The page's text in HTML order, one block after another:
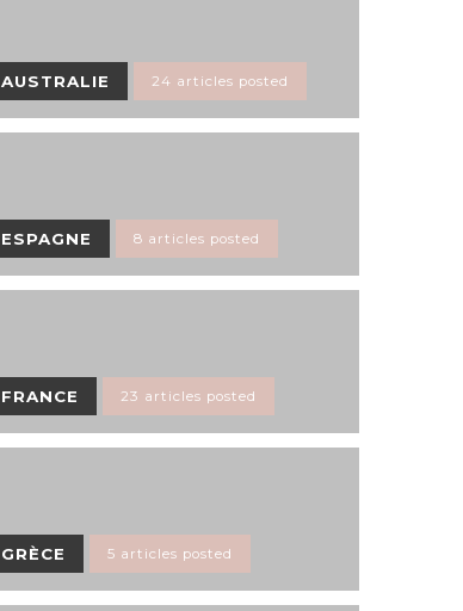
AUSTRALIE 24 articles posted
ESPAGNE 8 articles posted
FRANCE 23 articles posted
GRÈCE 5 articles posted